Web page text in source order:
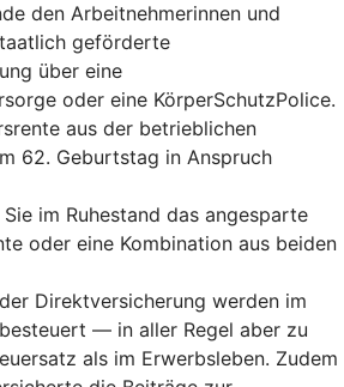
den Arbeitnehmerinnen und
geförderte
über eine
oder eine KörperSchutzPolice.
aus der betrieblichen
62. Geburtstag in Anspruch
im Ruhestand das angesparte
oder eine Kombination aus beiden
Direktversicherung werden im
— in aller Regel aber zu
als im Erwerbsleben. Zudem